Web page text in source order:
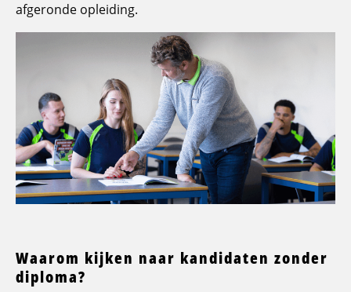
afgeronde opleiding.
Waarom kijken naar kandidaten zonder
diploma?